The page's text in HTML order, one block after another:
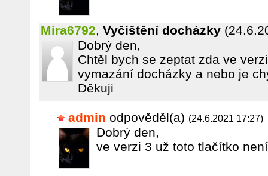
Mira6792, Vyčištění docházky
Dobrý den,
Chtěl bych se zeptat zda ve
vymazání docházky a nebo je
Děkuji
admin odpověděl(a) (24.6.2021 17:27)
Dobrý den,
ve verzi 3 už toto tlačítko